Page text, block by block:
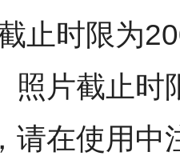
止时限为
照片截止
请在使用中